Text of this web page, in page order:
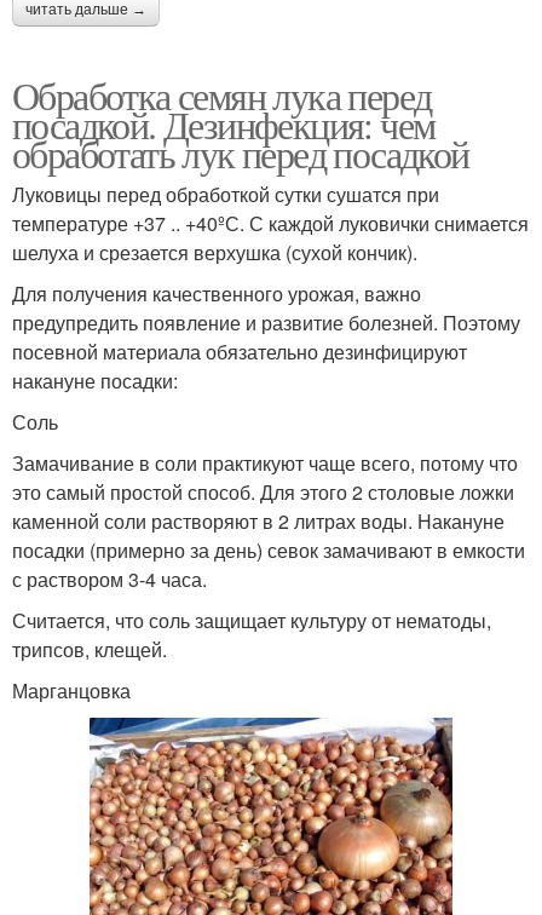
читать дальше →
Обработка семян лука перед
посадкой. Дезинфекция: чем
обработать лук перед посадкой
Луковицы перед обработкой сутки сушатся при
температуре +37 .. +40ºС. С каждой луковички снимается
шелуха и срезается верхушка (сухой кончик).
Для получения качественного урожая, важно
предупредить появление и развитие болезней. Поэтому
посевной материала обязательно дезинфицируют
накануне посадки:
Соль
Замачивание в соли практикуют чаще всего, потому что
это самый простой способ. Для этого 2 столовые ложки
каменной соли растворяют в 2 литрах воды. Накануне
посадки (примерно за день) севок замачивают в емкости
с раствором 3-4 часа.
Считается, что соль защищает культуру от нематоды,
трипсов, клещей.
Марганцовка